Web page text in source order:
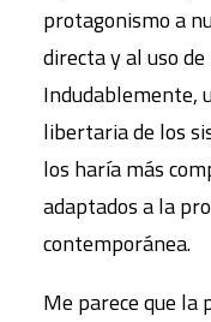
protagonismo a
directa y al uso
Indudablemente,
libertaria de los
los haría más
adaptados a la
contemporánea.
Me parece que la